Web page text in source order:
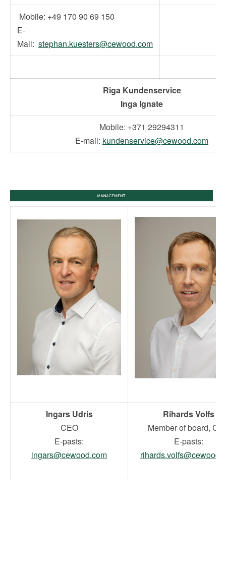
Mobile: +49 170 90 69 150
E-
Mail: stephan.kuesters@cewood.com
Riga Kundenservice
Inga Ignate
Mobile: +371 29294311
E-mail: kundenservice@cewood.com
Ingars Udris
CEO
E-pasts:
ingars@cewood.com
Rihards Volfs
Member of board,
E-pasts: